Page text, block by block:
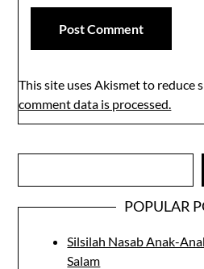
This site uses Akismet to reduce
comment data is processed.
POPULAR
Silsilah Nasab Anak-
Salam